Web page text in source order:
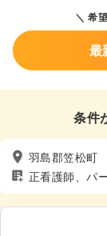
希
最
条件
羽島郡笠松町
正看護師、パ